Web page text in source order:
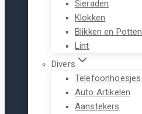
Sieraden
Klokken
Blikken en Potten
Lint
Divers
Telefoonhoesjes
Auto Artikelen
Aanstekers